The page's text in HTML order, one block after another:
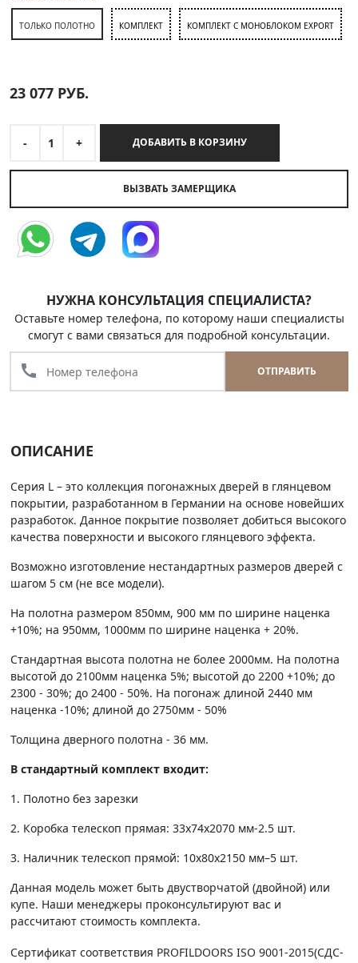
ТОЛЬКО ПОЛОТНО КОМПЛЕКТ КОМПЛЕКТ С МОНОБЛОКОМ EXPORT
23 077 РУБ.
- 1 + ДОБАВИТЬ В КОРЗИНУ
ВЫЗВАТЬ ЗАМЕРЩИКА
НУЖНА КОНСУЛЬТАЦИЯ СПЕЦИАЛИСТА?
Оставьте номер телефона, по которому наши специалисты
смогут с вами связаться для подробной консультации.
call ОТПРАВИТЬ
ОПИСАНИЕ
Серия L – это коллекция погонажных дверей в глянцевом
покрытии, разработанном в Германии на основе новейших
разработок. Данное покрытие позволяет добиться высокого
качества поверхности и высокого глянцевого эффекта.
Возможно изготовление нестандартных размеров дверей с
шагом 5 см (не все модели).
На полотна размером 850мм, 900 мм по ширине наценка
+10%; на 950мм, 1000мм по ширине наценка + 20%.
Стандартная высота полотна не более 2000мм. На полотна
высотой до 2100мм наценка 5%; высотой до 2200 +10%; до
2300 - 30%; до 2400 - 50%. На погонаж длиной 2440 мм
наценка -10%; длиной до 2750мм - 50%
Толщина дверного полотна - 36 мм.
В стандартный комплект входит:
1. Полотно без зарезки
2. Коробка телескоп прямая: 33х74х2070 мм-2.5 шт.
3. Наличник телескоп прямой: 10х80х2150 мм–5 шт.
Данная модель может быть двустворчатой (двойной) или
купе. Наши менеджеры проконсультируют вас и
рассчитают стоимость комплекта.
Сертификат соответствия PROFILDOORS ISO 9001-2015(СДС-